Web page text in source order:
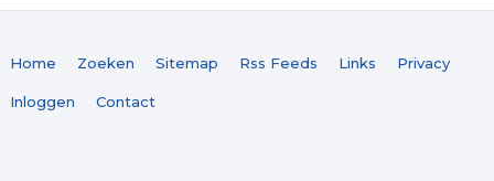
Home Zoeken Sitemap Rss Feeds Links Privacy
Inloggen Contact